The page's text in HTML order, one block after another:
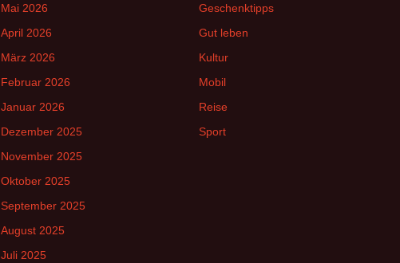
Mai 2026
April 2026
März 2026
Februar 2026
Januar 2026
Dezember 2025
November 2025
Oktober 2025
September 2025
August 2025
Juli 2025
Geschenktipps
Gut leben
Kultur
Mobil
Reise
Sport